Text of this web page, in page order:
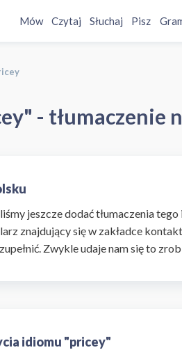
Mów Czytaj Słuchaj Pisz
- tłumaczenie
jeszcze dodać tłumaczenia
znajdujący się w zakładce
Zwykle udaje nam się to
idiomu "pricey"